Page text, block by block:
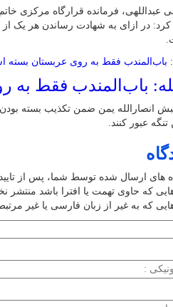
فرمانده قرارگاه مرکزی
کرد: در ازای به شهادت رساندن هر یک
باب‌المندب فقط
انصارالله یمن ضمن تکذیب بسته
تنگه عبور کنند.
های ارسال شده توسط شما، پس از
هایی که حاوی تهمت یا افترا باشد منتشر
هایی که به غیر از زبان فارسی یا غیر